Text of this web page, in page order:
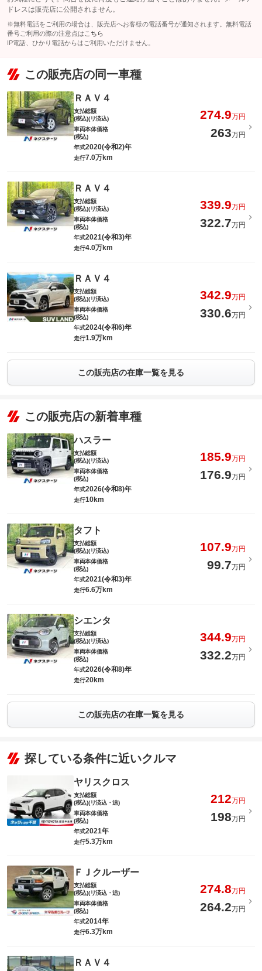
ドレスは販売店に公開されません。
※無料電話をご利用の場合は、販売店へお客様の電話番号が通知されます。無料電話
番号ご利用の際の注意点は こちら
IP電話、ひかり電話からはご利用いただけません。
この販売店の同一車種
ＲＡＶ４
支払総額
(税込)(リ済込)
274.9万円
車両本体価格
(税込)
263万円
年式2020(令和2)年
走行7.0万km
ＲＡＶ４
支払総額
(税込)(リ済込)
339.9万円
車両本体価格
(税込)
322.7万円
年式2021(令和3)年
走行4.0万km
ＲＡＶ４
支払総額
(税込)(リ済込)
342.9万円
車両本体価格
(税込)
330.6万円
年式2024(令和6)年
走行1.9万km
この販売店の在庫一覧を見る
この販売店の新着車種
ハスラー
支払総額
(税込)(リ済込)
185.9万円
車両本体価格
(税込)
176.9万円
年式2026(令和8)年
走行10km
タフト
支払総額
(税込)(リ済込)
107.9万円
車両本体価格
(税込)
99.7万円
年式2021(令和3)年
走行6.6万km
シエンタ
支払総額
(税込)(リ済込)
344.9万円
車両本体価格
(税込)
332.2万円
年式2026(令和8)年
走行20km
この販売店の在庫一覧を見る
探している条件に近いクルマ
ヤリスクロス
支払総額
(税込)(リ済込・追)
212万円
車両本体価格
(税込)
198万円
年式2021年
走行5.3万km
ＦＪクルーザー
支払総額
(税込)(リ済込・追)
274.8万円
車両本体価格
(税込)
264.2万円
年式2014年
走行6.3万km
ＲＡＶ４